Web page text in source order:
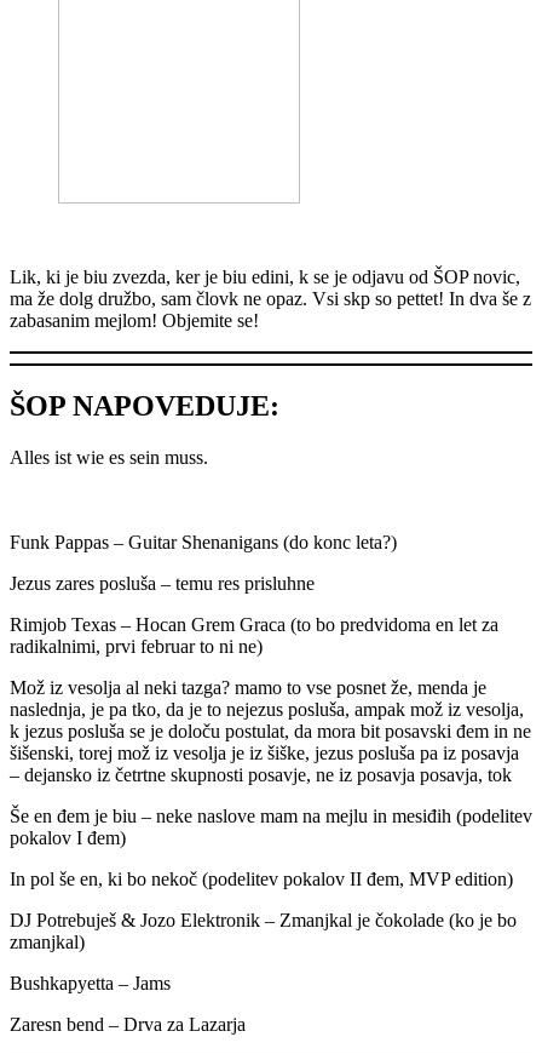
Lik, ki je biu zvezda, ker je biu edini, k se je odjavu od ŠOP novic,
ma že dolg družbo, sam človk ne opaz. Vsi skp so pettet! In dva še z
zabasanim mejlom! Objemite se!
ŠOP NAPOVEDUJE:
Alles ist wie es sein muss.
Funk Pappas – Guitar Shenanigans (do konc leta?)
Jezus zares posluša – temu res prisluhne
Rimjob Texas – Hocan Grem Graca (to bo predvidoma en let za
radikalnimi, prvi februar to ni ne)
Mož iz vesolja al neki tazga? mamo to vse posnet že, menda je
naslednja, je pa tko, da je to nejezus posluša, ampak mož iz vesolja,
k jezus posluša se je določu postulat, da mora bit posavski đem in ne
šišenski, torej mož iz vesolja je iz šiške, jezus posluša pa iz posavja
– dejansko iz četrtne skupnosti posavje, ne iz posavja posavja, tok
Še en đem je biu – neke naslove mam na mejlu in mesiđih (podelitev
pokalov I đem)
In pol še en, ki bo nekoč (podelitev pokalov II đem, MVP edition)
DJ Potrebuješ & Jozo Elektronik – Zmanjkal je čokolade (ko je bo
zmanjkal)
Bushkapyetta – Jams
Zaresn bend – Drva za Lazarja